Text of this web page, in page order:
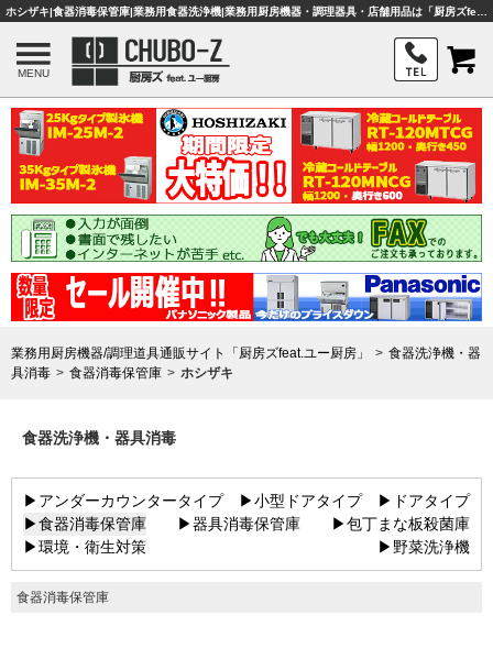
MENU
業務用厨房機器/調理道具通販サイト「厨房ズfeat.ユー厨房」
食器洗浄機・器
具消毒
食器消毒保管庫 ホシザキ
食器洗浄機・器具消毒
▶アンダーカウンタータイプ ▶小型ドアタイプ
▶ドアタイプ
▶食器消毒保管庫
▶器具消毒保管庫
▶包丁まな板殺菌庫
▶環境・衛生対策
▶野菜洗浄機
食器消毒保管庫